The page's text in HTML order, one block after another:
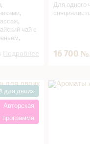
чай с
Подробнее
Для одного
16 700
двоих в
для двоих
Авторская
программа
Ароматы